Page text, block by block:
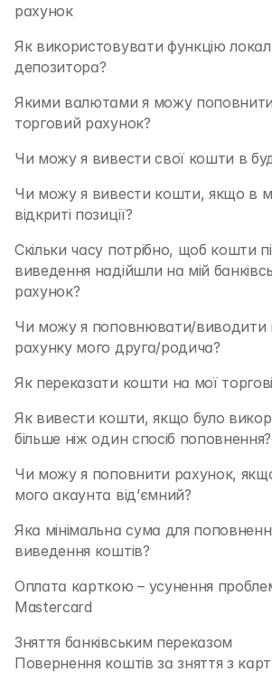
рахунок
Як використовувати функцію
депозитора?
Якими валютами я можу поповнити
торговий рахунок?
Чи можу я вивести свої кошти в
Чи можу я вивести кошти, якщо в
відкриті позиції?
Скільки часу потрібно, щоб кошти
виведення надійшли на мій
рахунок?
Чи можу я поповнювати/виводити
рахунку мого друга/родича?
Як переказати кошти на мої
Як вивести кошти, якщо було
більше ніж один спосіб поповнення?
Чи можу я поповнити рахунок,
мого акаунта від’ємний?
Яка мінімальна сума для
виведення коштів?
Оплата карткою – усунення
Mastercard
Зняття банківським переказом
Повернення коштів за зняття з